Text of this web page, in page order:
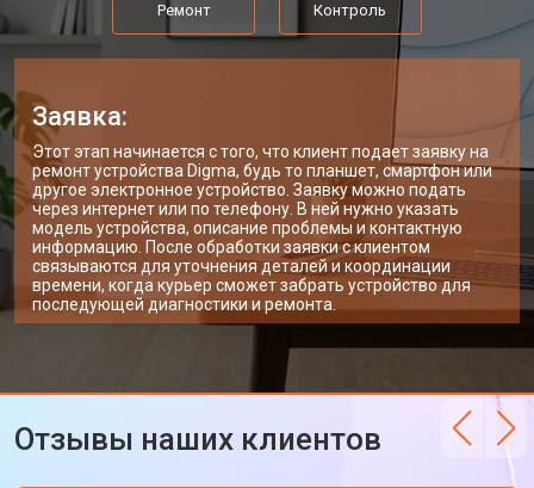
Ремонт Контроль
Заявка:
Этот этап начинается с того, что клиент подает заявку на
ремонт устройства Digma, будь то планшет, смартфон или
другое электронное устройство. Заявку можно подать
через интернет или по телефону. В ней нужно указать
модель устройства, описание проблемы и контактную
информацию. После обработки заявки с клиентом
связываются для уточнения деталей и координации
времени, когда курьер сможет забрать устройство для
последующей диагностики и ремонта.
Отзывы наших клиентов